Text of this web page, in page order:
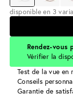
disponible en 3
Rendez-vous
Vérifier la
Test de la vue en
Conseils
Garantie de